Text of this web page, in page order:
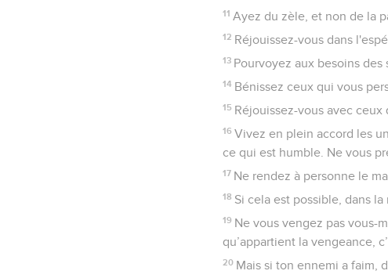
11 Ayez du zèle, et non de la
12 Réjouissez-vous dans
13 Pourvoyez aux besoins
14 Bénissez ceux qui vous
15 Réjouissez-vous avec
16 Vivez en plein accord les
ce qui est humble. Ne vous
17 Ne rendez à personne le
18 Si cela est possible, dans
19 Ne vous vengez pas vous-
qu’appartient la vengeance,
20 Mais si ton ennemi a faim,